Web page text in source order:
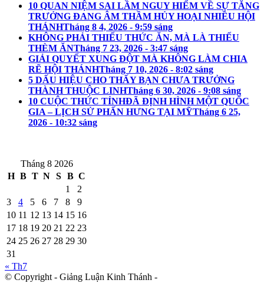
10 QUAN NIỆM SAI LẦM NGUY HIỂM VỀ SỰ TĂNG
TRƯỞNG ĐANG ÂM THẦM HỦY HOẠI NHIỀU HỘI
THÁNHTháng 8 4, 2026 - 9:59 sáng
KHÔNG PHẢI THIẾU THỨC ĂN, MÀ LÀ THIẾU
THÈM ĂNTháng 7 23, 2026 - 3:47 sáng
GIẢI QUYẾT XUNG ĐỘT MÀ KHÔNG LÀM CHIA
RẼ HỘI THÁNHTháng 7 10, 2026 - 8:02 sáng
5 DẤU HIỆU CHO THẤY BẠN CHƯA TRƯỞNG
THÀNH THUỘC LINHTháng 6 30, 2026 - 9:08 sáng
10 CUỘC THỨC TỈNHĐÃ ĐỊNH HÌNH MỘT QUỐC
GIA – LỊCH SỬ PHẤN HƯNG TẠI MỸTháng 6 25,
2026 - 10:32 sáng
Tháng 8 2026
H B T N S B C
1
2
3
4 5 6 7 8
9
10 11 12 13 14 15 16
17 18 19 20 21 22 23
24 25 26 27 28 29 30
31
« Th7
© Copyright - Giảng Luận Kinh Thánh -